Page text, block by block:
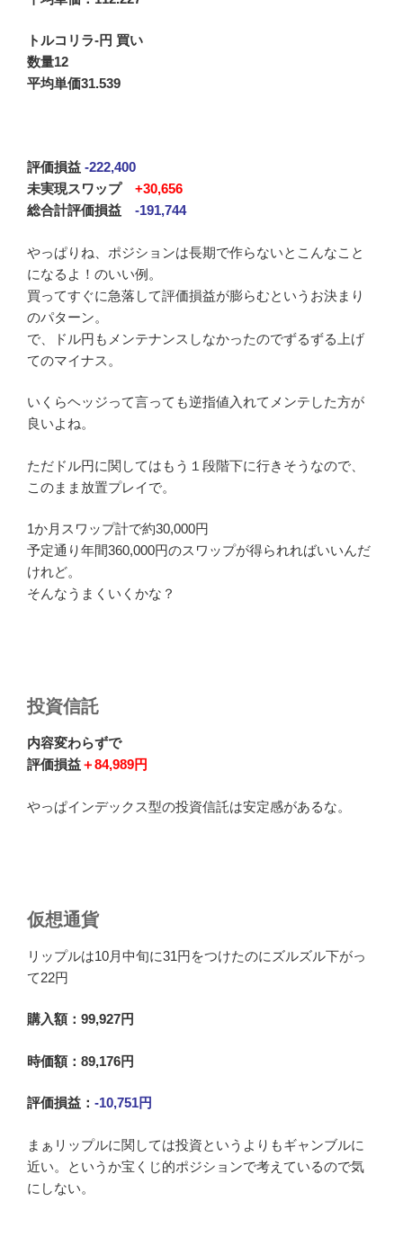
トルコリラ-円 買い
数量12
平均単価31.539
評価損益 -222,400
未実現スワップ +30,656
総合計評価損益 -191,744
やっぱりね、ポジションは長期で作らないとこんなこと
になるよ！のいい例。
買ってすぐに急落して評価損益が膨らむというお決まり
のパターン。
で、ドル円もメンテナンスしなかったのでずるずる上げ
てのマイナス。
いくらヘッジって言っても逆指値入れてメンテした方が
良いよね。
ただドル円に関してはもう１段階下に行きそうなので、
このまま放置プレイで。
1か月スワップ計で約30,000円
予定通り年間360,000円のスワップが得られればいいんだ
けれど。
そんなうまくいくかな？
投資信託
内容変わらずで
評価損益＋84,989円
やっぱインデックス型の投資信託は安定感があるな。
仮想通貨
リップルは10月中旬に31円をつけたのにズルズル下がっ
て22円
購入額：99,927円
時価額：89,176円
評価損益： -10,751円
まぁリップルに関しては投資というよりもギャンブルに
近い。というか宝くじ的ポジションで考えているので気
にしない。